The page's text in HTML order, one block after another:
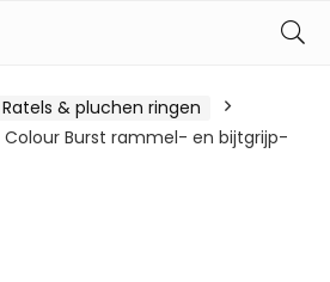
Ratels & pluchen ringen
Colour Burst rammel- en bijtgrijp-